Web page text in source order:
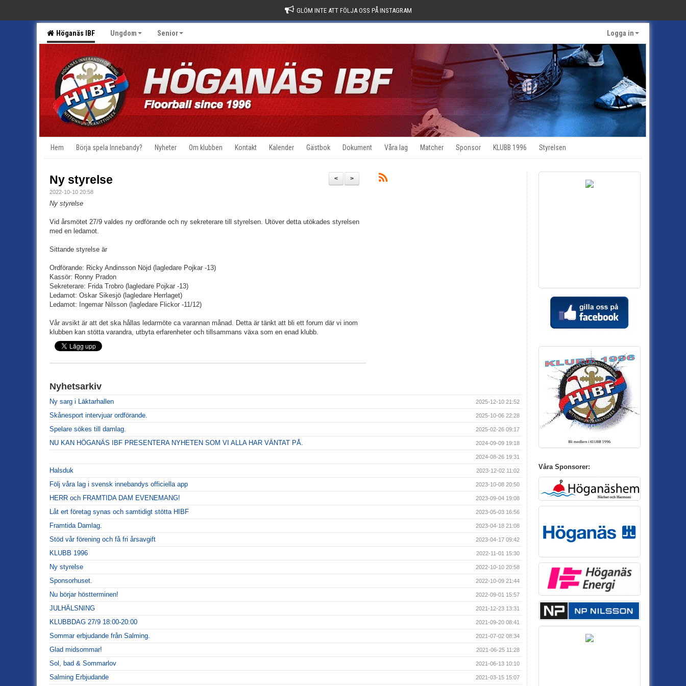
GLÖM INTE ATT FÖLJA OSS PÅ INSTAGRAM
Höganäs IBF Ungdom Senior Logga in
Hem Börja spela Innebandy? Nyheter Om klubben Kontakt Kalender Gästbok Dokument Våra lag Matcher Sponsor KLUBB 1996 Styrelsen
>
<
Ny styrelse
2022-10-10 20:58
Ny styrelse
Vid årsmötet 27/9 valdes ny ordförande och ny sekreterare till styrelsen. Utöver detta utökades styrelsen
med en ledamot.
Sittande styrelse är
Ordförande: Ricky Andinsson Nöjd (lagledare Pojkar -13)
Kassör: Ronny Pradon
Sekreterare: Frida Trobro (lagledare Pojkar -13)
Ledamot: Oskar Sikesjö (lagledare Herrlaget)
Ledamot: Ingemar Nilsson (lagledare Flickor -11/12)
Vår avsikt är att det ska hållas ledarmöte ca varannan månad. Detta är tänkt att bli ett forum där vi inom
klubben kan stötta varandra, utbyta erfarenheter och tillsammans växa som en enad klubb.
Nyhetsarkiv
Ny sarg i Läktarhallen 2025-12-10 21:52
Skånesport intervjuar ordförande. 2025-10-06 22:28
Spelare sökes till damlag. 2025-02-26 09:17
NU KAN HÖGANÄS IBF PRESENTERA NYHETEN SOM VI ALLA HAR VÄNTAT PÅ. 2024-09-09 19:18
2024-08-26 19:31
Halsduk 2023-12-02 11:02
Följ våra lag i svensk innebandys officiella app 2023-10-08 20:50
HERR och FRAMTIDA DAM EVENEMANG! 2023-09-04 19:08
Låt ert företag synas och samtidigt stötta HIBF 2023-05-03 16:56
Framtida Damlag. 2023-04-18 21:08
Stöd vår förening och få fri årsavgift 2023-04-17 09:42
KLUBB 1996 2022-11-01 15:30
Ny styrelse 2022-10-10 20:58
Sponsorhuset. 2022-10-09 21:44
Nu börjar höstterminen! 2022-09-01 15:57
JULHÄLSNING 2021-12-23 13:31
KLUBBDAG 27/9 18:00-20:00 2021-09-20 08:41
Sommar erbjudande från Salming. 2021-07-02 08:34
Glad midsommar! 2021-06-25 11:28
Sol, bad & Sommarlov 2021-06-13 10:10
Salming Erbjudande 2021-03-15 15:07
Våra Sponsorer: